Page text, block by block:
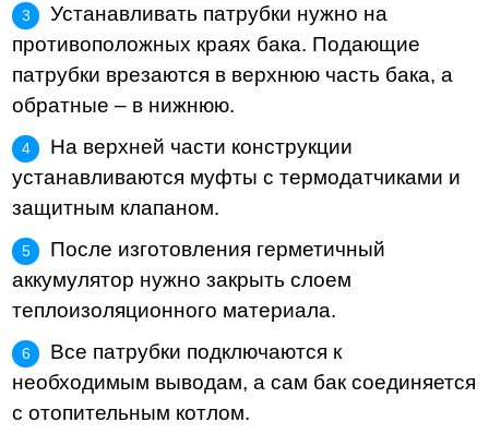
Устанавливать патрубки нужно на
противоположных краях бака. Подающие
патрубки врезаются в верхнюю часть бака, а
обратные – в нижнюю.
На верхней части конструкции
устанавливаются муфты с термодатчиками и
защитным клапаном.
После изготовления герметичный
аккумулятор нужно закрыть слоем
теплоизоляционного материала.
Все патрубки подключаются к
необходимым выводам, а сам бак соединяется
с отопительным котлом.